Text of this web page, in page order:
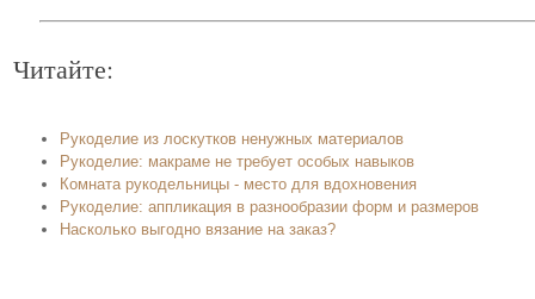
Читайте:
Рукоделие из лоскутков ненужных материалов
Рукоделие: макраме не требует особых навыков
Комната рукодельницы - место для вдохновения
Рукоделие: аппликация в разнообразии форм и размеров
Насколько выгодно вязание на заказ?